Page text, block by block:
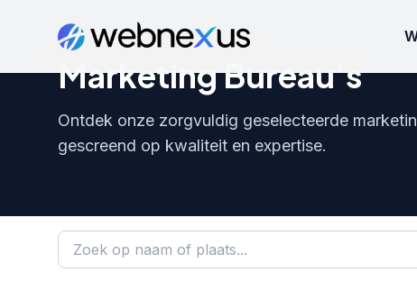
Marketing Bureau's
Ontdek onze zorgvuldig geselecteerde
gescreend op kwaliteit en expertise.